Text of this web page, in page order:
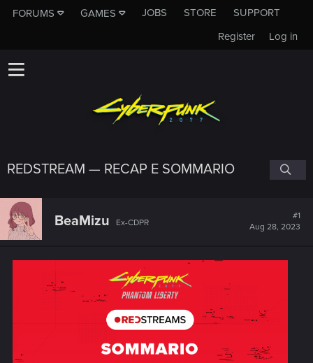
FORUMS GAMES JOBS STORE
SUPPORT
Log in
Register
REDSTREAM — RECAP E SOMMARIO
BeaMizu Ex-CDPR
#1
Aug 28, 2023